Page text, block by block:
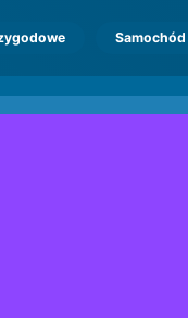
Samochód